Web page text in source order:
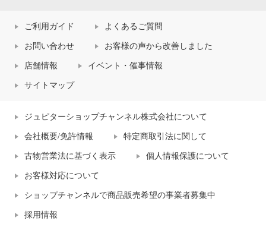
ご利用ガイド よくあるご質問
お問い合わせ お客様の声から改善しました
店舗情報 イベント・催事情報
サイトマップ
ジュピターショップチャンネル株式会社について
会社概要/免許情報 特定商取引法に関して
古物営業法に基づく表示 個人情報保護について
お客様対応について
ショップチャンネルで商品販売希望の事業者募集中
採用情報